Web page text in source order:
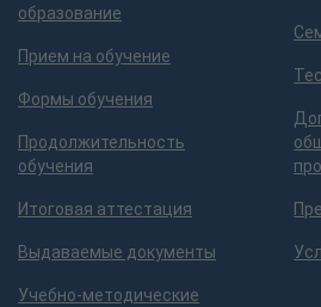
образование
Прием на обучение
Формы обучения
Продолжительность
обучения
Итоговая аттестация
Выдаваемые документы
Учебно-методические